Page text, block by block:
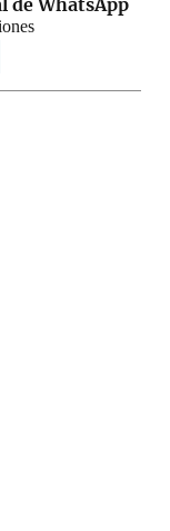
de WhatsApp